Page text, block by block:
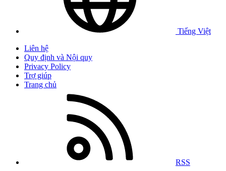
Tiếng Việt
Liên hệ
Quy định và Nội quy
Privacy Policy
Trợ giúp
Trang chủ
RSS